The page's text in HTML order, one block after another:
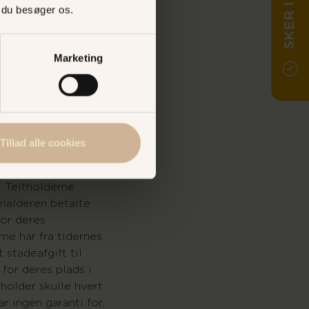
besøger os.
Marketing
Tillad alle cookies
i
kilden en
af kildegæsterne
Teltholderne
betalte
deres
har fra tidernes
stadeafgift til
deres plads i
skulle hvert
ingen garanti for,